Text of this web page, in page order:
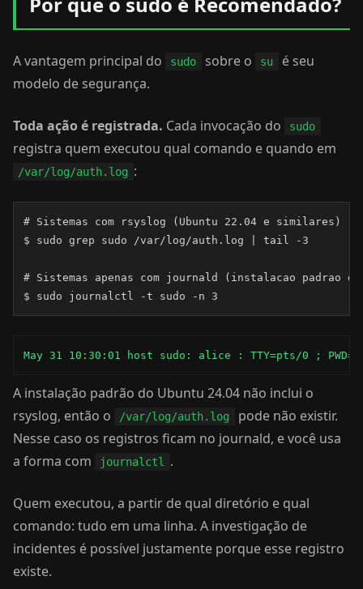
A vantagem principal do sudo sobre o su
é seu
modelo de segurança.
Toda ação é registrada. Cada invocação do sudo
registra quem executou qual comando e quando em
/var/log/auth.log :
# Sistemas com rsyslog (Ubuntu 22.04 e similares)
$ sudo grep sudo /var/log/auth.log | tail -3
# Sistemas apenas com journald (instalacao padrao
$ sudo journalctl -t sudo -n 3
May 31 10:30:01 host sudo: alice : TTY=pts/0 ; PWD=/
A instalação padrão do Ubuntu 24.04 não inclui o
rsyslog, então o
/var/log/auth.log
pode não existir.
Nesse caso os registros ficam no journald, e você usa
a forma com
journalctl .
Quem executou, a partir de qual diretório e qual
comando: tudo em uma linha. A investigação de
incidentes é possível justamente porque esse registro
existe.